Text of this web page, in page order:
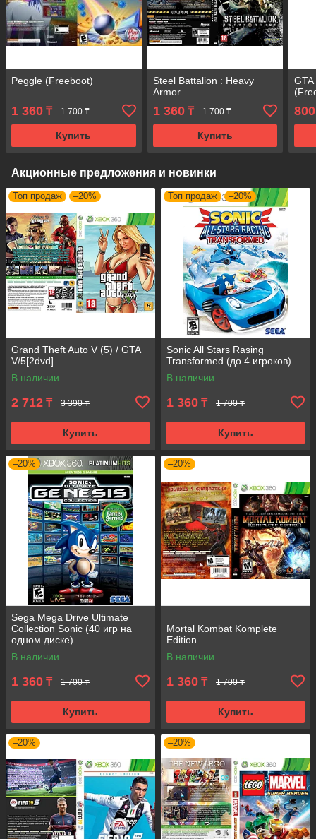
Peggle (Freeboot)
1 360 ₸ 1 700 ₸
Купить
Steel Battalion : Heavy
Armor
1 360₸ 1 700 ₸
Купить
800
Акционные предложения и новинки
Топ продаж –20%
Grand Theft Auto V (5) / GTA
V/5[2dvd]
В наличии
2 712 ₸ 3 390 ₸
Купить
Топ продаж –20%
Sonic All Stars Rasing
Transformed (до 4 игроков)
В наличии
1 360 ₸ 1 700 ₸
Купить
–20%
Sega Mega Drive Ultimate
Collection Sonic (40 игр на
одном диске)
В наличии
1 360 ₸ 1 700 ₸
Купить
–20%
Mortal Kombat Komplete
Edition
В наличии
1 360 ₸ 1 700 ₸
Купить
–20% –20%